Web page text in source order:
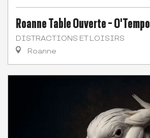
Roanne Table Ouverte - O'Tempo
DISTRACTIONS ET LOISIRS
Roanne